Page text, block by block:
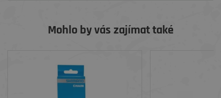
Mohlo by vás zajímat také